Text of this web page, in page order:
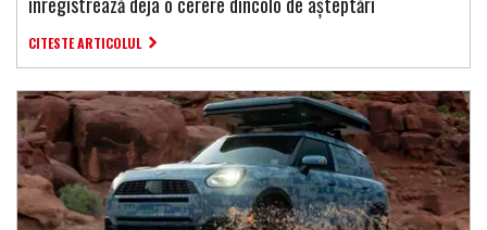
CITESTE ARTICOLUL